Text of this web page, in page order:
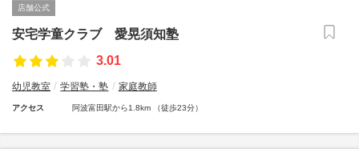
店舗公式
安宅学童クラブ 愛晃須知塾
3.01
幼児教室 学習塾・塾 家庭教師
アクセス 阿波富田駅から1.8km （徒歩23分）